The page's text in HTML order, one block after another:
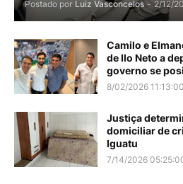
Postado por Luiz Vasconcelos - 2/12/
Camilo e
de Ilo Neto a
governo se
8/02/2026
Justiça
domiciliar de
Iguatu
7/14/2026